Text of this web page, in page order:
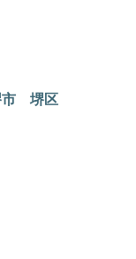
市 堺区